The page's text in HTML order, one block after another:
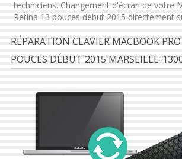
techniciens. Changement d'écran de votre
Retina 13 pouces début 2015 directement
RÉPARATION CLAVIER MACBOOK
POUCES DÉBUT 2015 MARSEILLE-